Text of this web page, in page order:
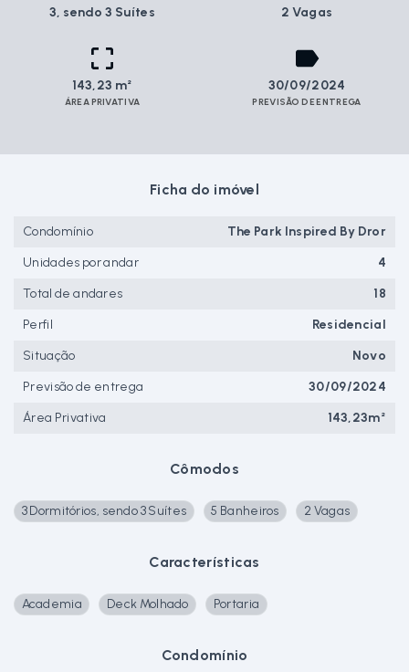
3, sendo 3 Suítes 2 Vagas
143,23 m²
ÁREA PRIVATIVA
30/09/2024
PREVISÃO DE ENTREGA
Cômodos
3 Dormitórios, sendo 3 Suítes 5 Banheiros 2 Vagas
Características
Academia Deck Molhado Portaria
Condomínio
Ficha do imóvel
Condomínio
The Park Inspired By Dror
Unidades por andar
4
Total de andares
18
Perfil
Residencial
Situação
Novo
Previsão de entrega
30/09/2024
Área Privativa
143,23m²